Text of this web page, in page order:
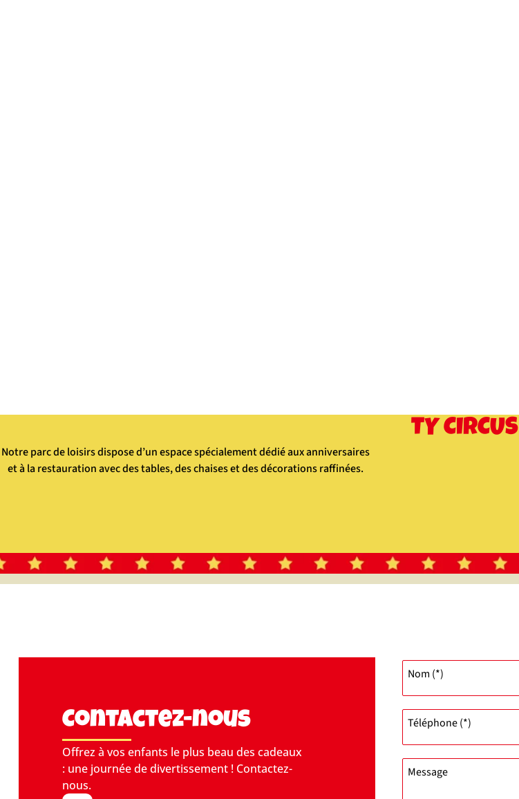
TY CIRCUS
Notre parc de loisirs dispose d’un espace spécialement dédié aux anniversaires
et à la restauration avec des tables, des chaises et des décorations raffinées.
Contactez-nous
Offrez à vos enfants le plus beau des cadeaux
: une journée de divertissement ! Contactez-
nous.
Nom (*)
Téléphone (*)
Message